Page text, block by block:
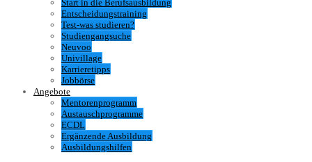
Start in die Berufsausbildung
Entscheidungstraining
Test-was studieren?
Studiengangsuche
Neuvoo
Univillage
Karrieretipps
Jobbörse
Angebote
Mentorenprogramm
Austauschprogramme
ECDL
Ergänzende Ausbildung
Ausbildungshilfen